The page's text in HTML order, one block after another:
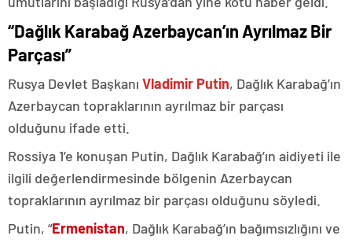
“Dağlık Karabağ Azerbaycan’ın Ayrılmaz Bir
Parçası”
Rusya Devlet Başkanı Vladimir Putin, Dağlık Karabağ’ın
Azerbaycan topraklarının ayrılmaz bir parçası
olduğunu ifade etti.
Rossiya 1’e konuşan Putin, Dağlık Karabağ’ın aidiyeti ile
ilgili değerlendirmesinde bölgenin Azerbaycan
topraklarının ayrılmaz bir parçası olduğunu söyledi.
Putin, “Ermenistan, Dağlık Karabağ’ın bağımsızlığını ve